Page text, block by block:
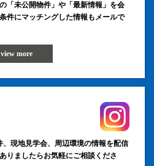
「未公開物件」や「最新情報」を会
件にマッチングした情報もメールで
view more
現地見学会、周辺環境の情報を配信
りましたらお気軽にご相談くださ